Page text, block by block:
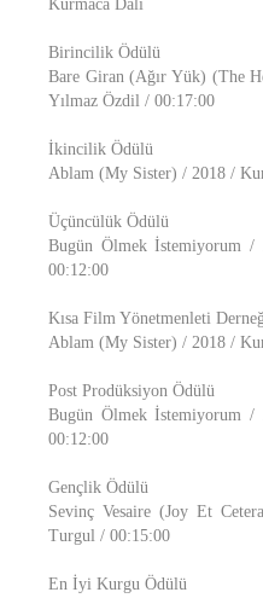
Kurmaca Dalı
Birincilik Ödülü
Bare Giran (Ağır Yük) (The
Yılmaz Özdil / 00:17:00
İkincilik Ödülü
Ablam (My Sister) / 2018 /
Üçüncülük Ödülü
Bugün Ölmek İstemiyorum
00:12:00
Kısa Film Yönetmenleti
Ablam (My Sister) / 2018 /
Post Prodüksiyon Ödülü
Bugün Ölmek İstemiyorum
00:12:00
Gençlik Ödülü
Sevinç Vesaire (Joy Et
Turgul / 00:15:00
En İyi Kurgu Ödülü